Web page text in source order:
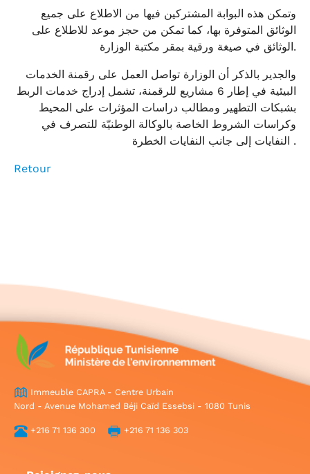
وتمكن هذه البوابة المشتركين فيها من الاطلاع على جميع
الوثائق المتوفرة بها، كما تمكن من حجز موعد للاطلاع على
الوثائق في صيغة ورقية بمقر مكتبة الوزارة.
والجدير بالذكر أن الوزارة تواصل العمل على رقمنة الخدمات
البيئية في إطار 6 مشاريع للرقمنة، تشمل إدراج خدمات الربط
بشبكات التطهير ومطالب دراسات المؤثرات على المحيط
وكراسات الشروط الخاصة بالوكالة الوطنيّة للتصرف في
النفايات إلى جانب النفايات الخطرة .
Retour
Immeuble CAPRA - Centre Urbain
Nord - Avenue Mohamed Béji Caïd Essebsi - 1080 Tunis
+216 71 136 300 +216 71 136 303